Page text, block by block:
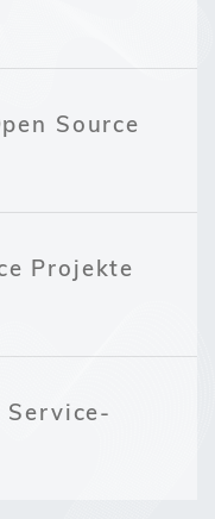
Source
Projekte